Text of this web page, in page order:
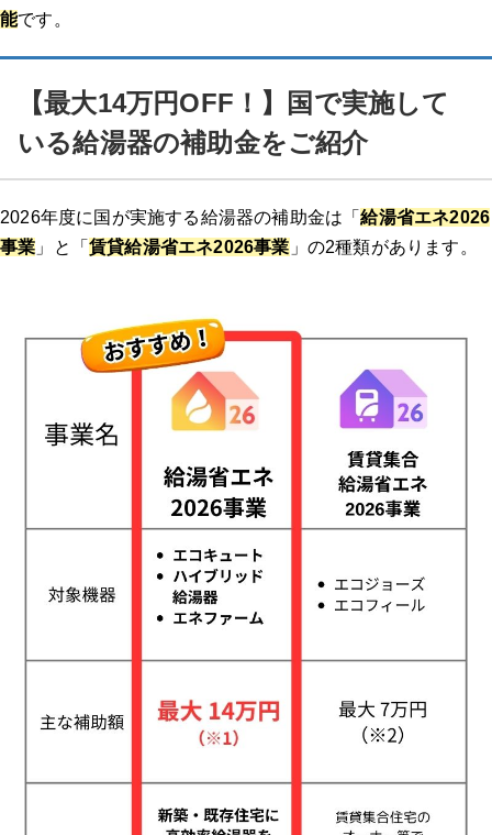
能です。
【最大14万円OFF！】国で実施して
いる給湯器の補助金をご紹介
2026年度に国が実施する給湯器の補助金は「給湯省エネ2026
事業 」と「賃貸給湯省エネ2026事業 」の2種類があります。